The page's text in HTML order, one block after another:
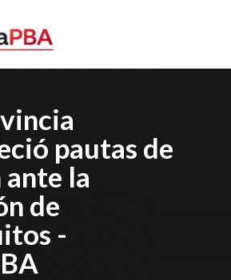
pautas de
la
de
-